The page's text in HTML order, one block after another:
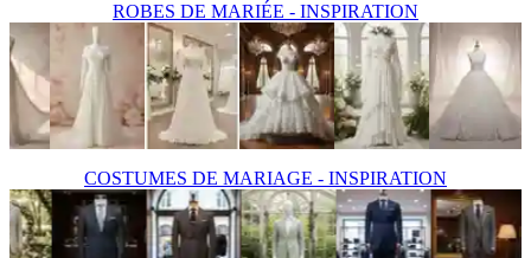
ROBES DE MARIÉE - INSPIRATION
COSTUMES DE MARIAGE - INSPIRATION